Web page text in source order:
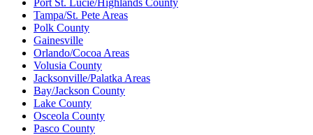
Tampa/St. Pete Areas
Polk County
Gainesville
Orlando/Cocoa Areas
Volusia County
Jacksonville/Palatka Areas
Bay/Jackson County
Lake County
Osceola County
Pasco County